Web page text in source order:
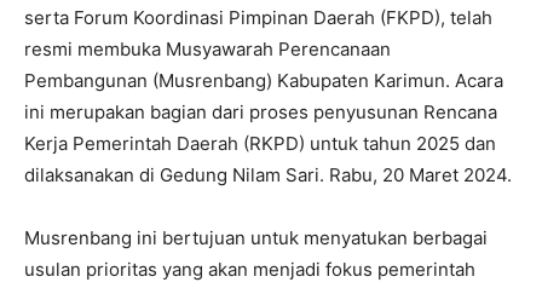
serta Forum Koordinasi Pimpinan Daerah (FKPD), telah
resmi membuka Musyawarah Perencanaan
Pembangunan (Musrenbang) Kabupaten Karimun. Acara
ini merupakan bagian dari proses penyusunan Rencana
Kerja Pemerintah Daerah (RKPD) untuk tahun 2025 dan
dilaksanakan di Gedung Nilam Sari. Rabu, 20 Maret 2024.
Musrenbang ini bertujuan untuk menyatukan berbagai
usulan prioritas yang akan menjadi fokus pemerintah